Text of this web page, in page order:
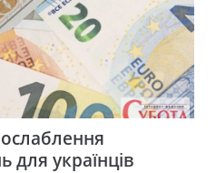
українців